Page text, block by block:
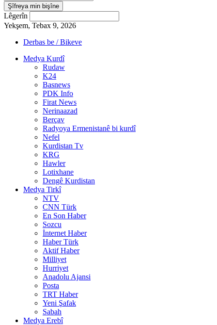
Lêgerîn
Yekşem, Tebax 9, 2026
Derbas be / Bikeve
Medya Kurdî
Rudaw
K24
Basnews
PDK Info
Firat News
Nerinaazad
Berçav
Radyoya Ermenistanê bi kurdî
Nefel
Kurdistan Tv
KRG
Hawler
Lotixhane
Dengê Kurdistan
Medya Tirkî
NTV
CNN Türk
En Son Haber
Sozcu
İnternet Haber
Haber Türk
Aktif Haber
Milliyet
Hurriyet
Anadolu Ajansi
Posta
TRT Haber
Yeni Şafak
Sabah
Medya Erebî